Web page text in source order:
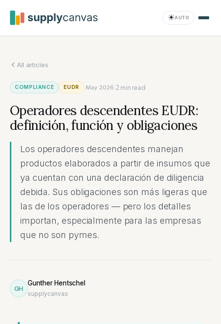
Saltar al contenido principal ☀AUTO
Compliance
All articles
COMPLIANCE EUDR ·May 2026 ·2 min read
Operadores descendentes EUDR:
definición, función y obligaciones
Los operadores descendentes manejan
productos elaborados a partir de insumos que
ya cuentan con una declaración de diligencia
debida. Sus obligaciones son más ligeras que
las de los operadores — pero los detalles
importan, especialmente para las empresas
que no son pymes.
GH
Gunther Hentschel
supplycanvas